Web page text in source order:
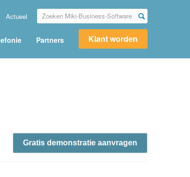
Partners Klant worden
Actueel
Gratis demonstratie aanvragen